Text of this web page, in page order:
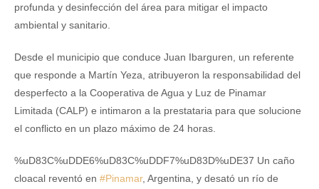
profunda y desinfección del área para mitigar el impacto
ambiental y sanitario.
Desde el municipio que conduce Juan Ibarguren, un referente
que responde a Martín Yeza, atribuyeron la responsabilidad del
desperfecto a la Cooperativa de Agua y Luz de Pinamar
Limitada (CALP) e intimaron a la prestataria para que solucione
el conflicto en un plazo máximo de 24 horas.
%uD83C%uDDE6%uD83C%uDDF7%uD83D%uDE37 Un caño
cloacal reventó en #Pinamar, Argentina, y desató un río de